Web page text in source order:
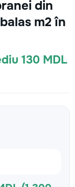
din
m2 în
130 MDL